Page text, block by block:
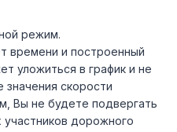
режим.
времени и построенный
уложиться в график и не
скорости
Вы не будете подвергать
участников дорожного